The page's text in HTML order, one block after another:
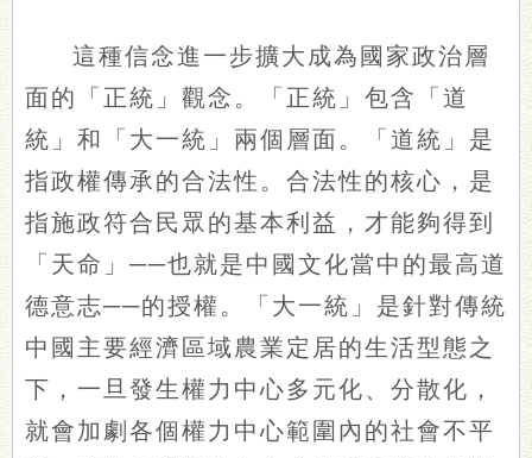
這種信念進一步擴大成為國家政治層
面的「正統」觀念。「正統」包含「道
統」和「大一統」兩個層面。「道統」是
指政權傳承的合法性。合法性的核心，是
指施政符合民眾的基本利益，才能夠得到
「天命」──也就是中國文化當中的最高道
德意志──的授權。「大一統」是針對傳統
中國主要經濟區域農業定居的生活型態之
下，一旦發生權力中心多元化、分散化，
就會加劇各個權力中心範圍內的社會不平